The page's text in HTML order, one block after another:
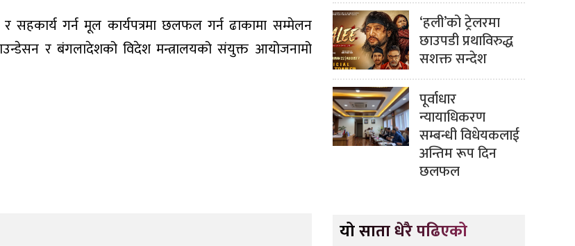
र सहकार्य गर्न मूल कार्यपत्रमा छलफल गर्न ढाकामा सम्मेलन
र बंगलादेशको विदेश मन्त्रालयको संयुक्त आयोजनामो
‘हली’को ट्रेलरमा
छाउपडी प्रथाविरुद्ध
सशक्त सन्देश
पूर्वाधार
न्यायाधिकरण
सम्बन्धी विधेयकलाई
अन्तिम रूप दिन
छलफल
यो साता धेरै पढिएको